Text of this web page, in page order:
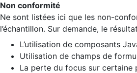
Non conformité
Ne sont listées ici que les non-
l’échantillon. Sur demande, le
L’utilisation de composants
Utilisation de champs de
La perte du focus sur certaine